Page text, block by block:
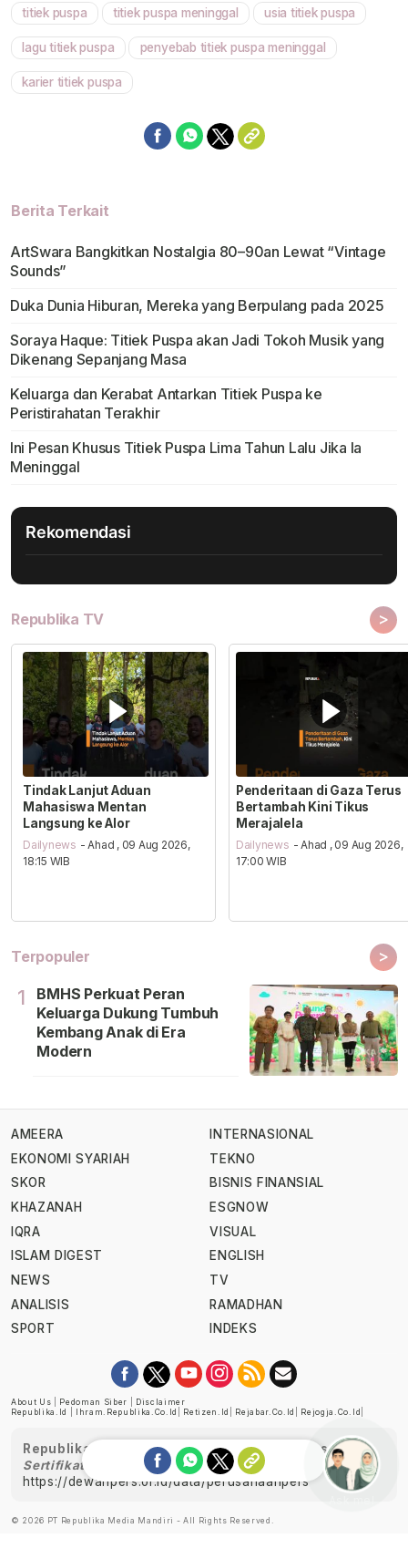
Mute
titiek puspa titiek puspa meninggal usia titiek puspa
lagu titiek puspa penyebab titiek puspa meninggal
karier titiek puspa
Berita Terkait
ArtSwara Bangkitkan Nostalgia 80–90an Lewat “Vintage
Sounds”
Duka Dunia Hiburan, Mereka yang Berpulang pada 2025
Soraya Haque: Titiek Puspa akan Jadi Tokoh Musik yang
Dikenang Sepanjang Masa
Keluarga dan Kerabat Antarkan Titiek Puspa ke
Peristirahatan Terakhir
Ini Pesan Khusus Titiek Puspa Lima Tahun Lalu Jika Ia
Meninggal
Rekomendasi
Republika TV >
Tindak Lanjut Aduan
Mahasiswa Mentan
Langsung ke Alor
Dailynews - Ahad , 09 Aug 2026,
18:15 WIB
Penderitaan di Gaza Terus
Bertambah Kini Tikus
Merajalela
Dailynews - Ahad , 09 Aug 2026,
17:00 WIB
Terpopuler >
1
BMHS Perkuat Peran
Keluarga Dukung Tumbuh
Kembang Anak di Era
Modern
AMEERA
EKONOMI SYARIAH
SKOR
KHAZANAH
IQRA
ISLAM DIGEST
NEWS
ANALISIS
SPORT
INTERNASIONAL
TEKNO
BISNIS FINANSIAL
ESGNOW
VISUAL
ENGLISH
TV
RAMADHAN
INDEKS
About Us Pedoman Siber
Disclaimer
Republika.id
Ihram.republika.co.id Retizen.id Rejabar.co.id Rejogja.co.id
Republika telah diverifikasi oleh Dewan Pers
Sertifikat Nomor 1058/DP-Verifikasi/K/XII/2022
https://dewanpers.or.id/data/perusahaanpers
© 2026 PT Republika Media Mandiri - All Rights Reserved.